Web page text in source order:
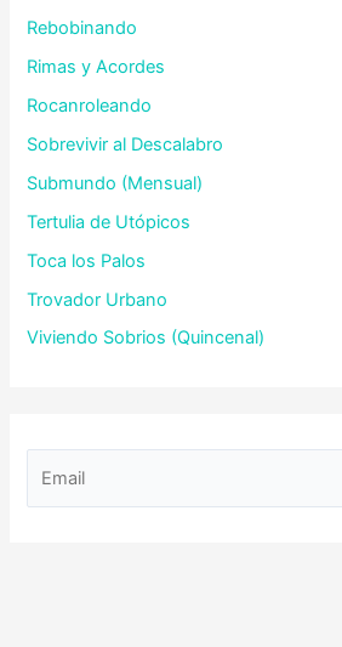
Rebobinando
Rimas y Acordes
Rocanroleando
Sobrevivir al Descalabro
Submundo (Mensual)
Tertulia de Utópicos
Toca los Palos
Trovador Urbano
Viviendo Sobrios (Quincenal)